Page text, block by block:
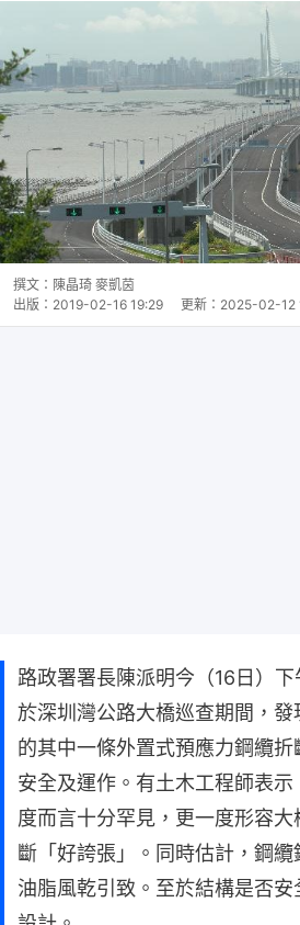
撰文： 陳晶琦 麥凱茵
出版： 2019-02-16 19:29 更新： 2025-02-12
路政署署長陳派明今（16日）下
於深圳灣公路大橋巡查期間，
的其中一條外置式預應力鋼纜
安全及運作。有土木工程師表
度而言十分罕見，更一度形容
斷「好誇張」。同時估計，鋼纜
油脂風乾引致。至於結構是否